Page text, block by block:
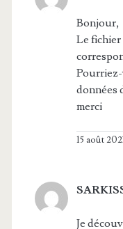
Bonjour,
Le fichier
données
merci
15 août
Je